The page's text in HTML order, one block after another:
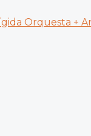
Orquesta +